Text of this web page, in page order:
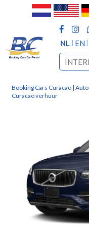
NL EN
Booking Cars Curacao | Auto
Curacao verhuur